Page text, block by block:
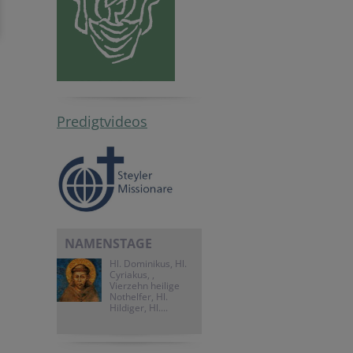
Predigtvideos
NAMENSTAGE
Hl. Dominikus, Hl.
Cyriakus, ,
Vierzehn heilige
Nothelfer, Hl.
Hildiger, Hl....